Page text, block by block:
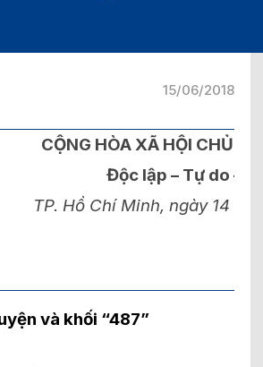
15/06/2018
CỘNG HÒA XÃ HỘI CHỦ
Độc lập – Tự do –
TP. Hồ Chí Minh, ngày 14
và khối “487”